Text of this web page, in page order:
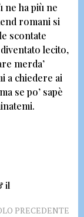
ne ha più ne
romani si
scontate
lecito,
merda’
a chiedere ai
ma se po’ sapè
il
PRECEDENTE